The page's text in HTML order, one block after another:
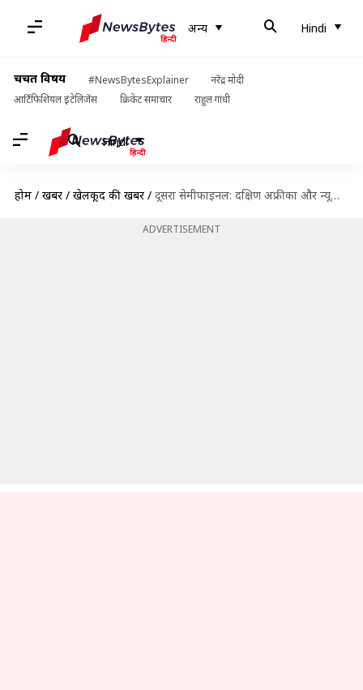
अन्य Hindi
चर्चित विषय #NewsBytesExplainer
नरेंद्र मोदी
आर्टिफिशियल इंटेलिजेंस
क्रिकेट समाचार राहुल गांधी
Hindi
होम / खबरें / खेलकूद की खबरें / दूसरा सेमीफाइनल: दक्षिण अफ्रीका और न्यूजीलैंड का एक-दूसरे के खिलाफ कैसा रहा है प्रदर्शन? जानिए आंकड़े
ADVERTISEMENT